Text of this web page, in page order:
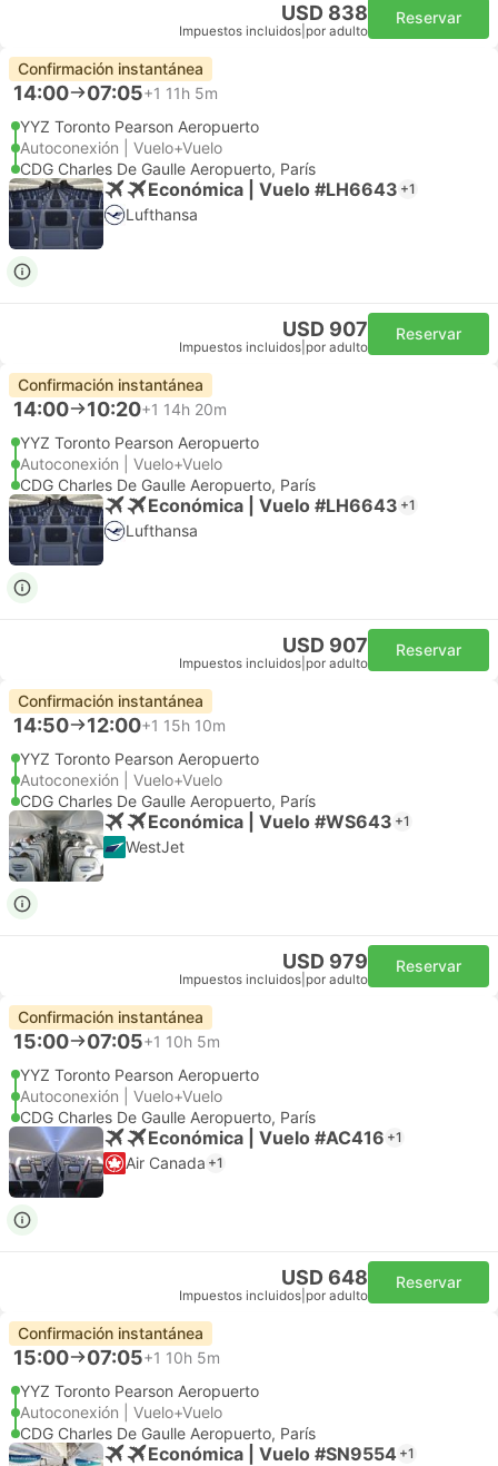
USD 838
Impuestos incluidos por adulto
Reservar
Confirmación instantánea
14:00 07:05+1 11h 5m
YYZ Toronto Pearson Aeropuerto
Autoconexión | Vuelo+Vuelo
CDG Charles De Gaulle Aeropuerto, París
Económica | Vuelo #LH6643 +1
Lufthansa
USD 907
Impuestos incluidos por adulto
Reservar
Confirmación instantánea
14:00 10:20+1 14h 20m
YYZ Toronto Pearson Aeropuerto
Autoconexión | Vuelo+Vuelo
CDG Charles De Gaulle Aeropuerto, París
Económica | Vuelo #LH6643 +1
Lufthansa
USD 907
Impuestos incluidos por adulto
Reservar
Confirmación instantánea
14:50 12:00+1 15h 10m
YYZ Toronto Pearson Aeropuerto
Autoconexión | Vuelo+Vuelo
CDG Charles De Gaulle Aeropuerto, París
Económica | Vuelo #WS643 +1
WestJet
USD 979
Impuestos incluidos por adulto
Reservar
Confirmación instantánea
15:00 07:05+1 10h 5m
YYZ Toronto Pearson Aeropuerto
Autoconexión | Vuelo+Vuelo
CDG Charles De Gaulle Aeropuerto, París
Económica | Vuelo #AC416 +1
Air Canada +1
USD 648
Impuestos incluidos por adulto
Reservar
Confirmación instantánea
15:00 07:05+1 10h 5m
YYZ Toronto Pearson Aeropuerto
Autoconexión | Vuelo+Vuelo
CDG Charles De Gaulle Aeropuerto, París
Económica | Vuelo #SN9554 +1